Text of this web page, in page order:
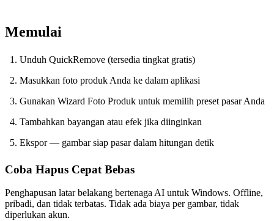
Memulai
Unduh QuickRemove (tersedia tingkat gratis)
Masukkan foto produk Anda ke dalam aplikasi
Gunakan Wizard Foto Produk untuk memilih preset pasar Anda
Tambahkan bayangan atau efek jika diinginkan
Ekspor — gambar siap pasar dalam hitungan detik
Coba Hapus Cepat Bebas
Penghapusan latar belakang bertenaga AI untuk Windows. Offline,
pribadi, dan tidak terbatas. Tidak ada biaya per gambar, tidak
diperlukan akun.